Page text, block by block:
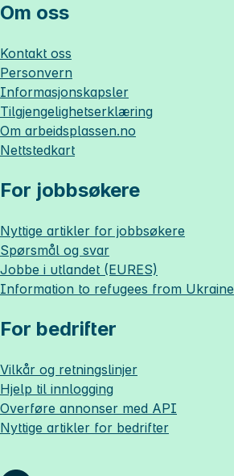
Om oss
Kontakt oss
Personvern
Informasjonskapsler
Tilgjengelighetserklæring
Om arbeidsplassen.no
Nettstedkart
For jobbsøkere
Nyttige artikler for jobbsøkere
Spørsmål og svar
Jobbe i utlandet (EURES)
Information to refugees from Ukraine
For bedrifter
Vilkår og retningslinjer
Hjelp til innlogging
Overføre annonser med API
Nyttige artikler for bedrifter